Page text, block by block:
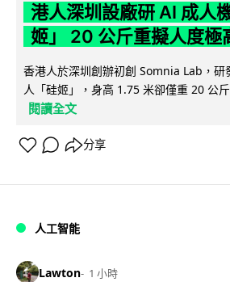
港人深圳設廠研 AI 成人
姬」 20 公斤重擬人度極
香港人於深圳創辦初創 Somnia Lab，研
人「硅姬」，身高 1.75 米卻僅重 20 公
閱讀全文
分享
人工智能
Lawton 1 小時